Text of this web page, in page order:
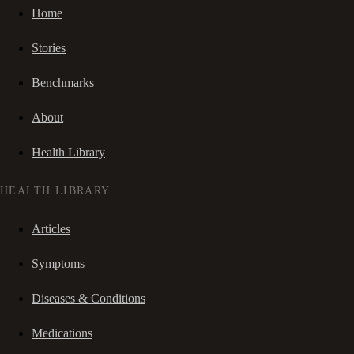
Home
Stories
Benchmarks
About
Health Library
HEALTH LIBRARY
Articles
Symptoms
Diseases & Conditions
Medications